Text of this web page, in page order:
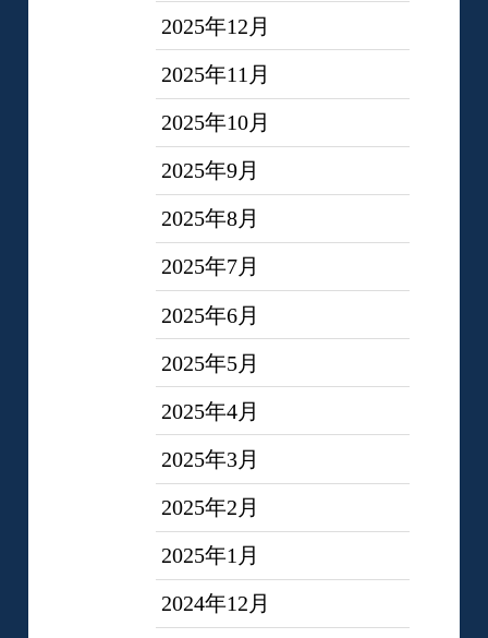
2025年12月
2025年11月
2025年10月
2025年9月
2025年8月
2025年7月
2025年6月
2025年5月
2025年4月
2025年3月
2025年2月
2025年1月
2024年12月